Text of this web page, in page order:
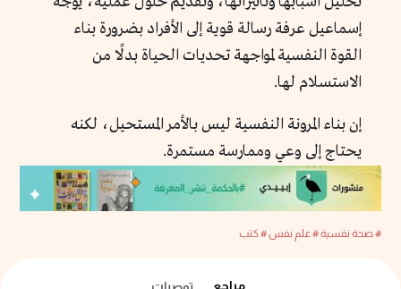
إسماعيل عرفة رسالة قوية إلى الأفراد بضرورة بناء
القوة النفسية لمواجهة تحديات الحياة بدلًا من
الاستسلام لها.
إن بناء المرونة النفسية ليس بالأمر المستحيل، لكنه
يحتاج إلى وعي وممارسة مستمرة.
# صحة نفسية# علم نفس# كتب
مراجع